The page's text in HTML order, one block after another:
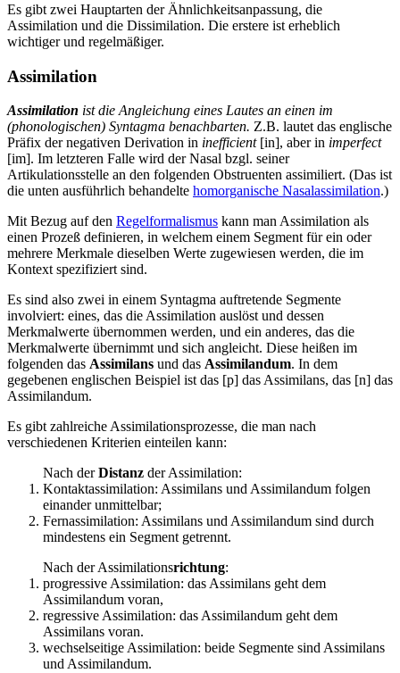
Es gibt zwei Hauptarten der Ähnlichkeitsanpassung, die
Assimilation und die Dissimilation. Die erstere ist erheblich
wichtiger und regelmäßiger.
Assimilation
Assimilation ist die Angleichung eines Lautes an einen im
(phonologischen) Syntagma benachbarten. Z.B. lautet das englische
Präfix der negativen Derivation in inefficient[in], aber in imperfect
[im]. Im letzteren Falle wird der Nasal bzgl. seiner
Artikulationsstelle an den folgenden Obstruenten assimiliert. (Das ist
die unten ausführlich behandelte homorganische Nasalassimilation.)
Mit Bezug auf den Regelformalismus kann man Assimilation als
einen Prozeß definieren, in welchem einem Segment für ein oder
mehrere Merkmale dieselben Werte zugewiesen werden, die im
Kontext spezifiziert sind.
Es sind also zwei in einem Syntagma auftretende Segmente
involviert: eines, das die Assimilation auslöst und dessen
Merkmalwerte übernommen werden, und ein anderes, das die
Merkmalwerte übernimmt und sich angleicht. Diese heißen im
folgenden das Assimilans und das Assimilandum. In dem
gegebenen englischen Beispiel ist das [p] das Assimilans, das [n] das
Assimilandum.
Es gibt zahlreiche Assimilationsprozesse, die man nach
verschiedenen Kriterien einteilen kann:
Nach derDistanz der Assimilation:
Kontaktassimilation: Assimilans und Assimilandum folgen
einander unmittelbar;
Fernassimilation: Assimilans und Assimilandum sind durch
mindestens ein Segment getrennt.
Nach der Assimilationsrichtung:
progressive Assimilation: das Assimilans geht dem
Assimilandum voran,
regressive Assimilation: das Assimilandum geht dem
Assimilans voran.
wechselseitige Assimilation: beide Segmente sind Assimilans
und Assimilandum.